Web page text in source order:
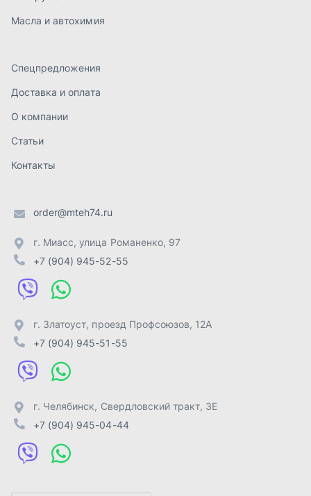
order@mteh74.ru
+7 (904) 945-52-55
г. Златоуст
г. Челябинск
+7 (904) 945-04-44
Отправить заявку
ИП Лахтачёв О.В.
Разработка -